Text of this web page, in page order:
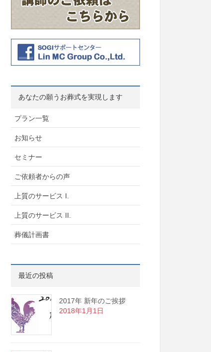
あなたの願うお葬式を実現します
プラン一覧
お知らせ
セミナー
ご依頼者からの声
上質のサービス I.
上質のサービス II.
葬儀計画書
最近の投稿
2017年 新年のご挨拶
2018年1月1日